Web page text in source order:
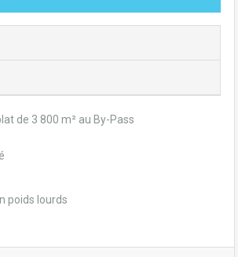
de 3 800 m² au By-Pass
poids lourds